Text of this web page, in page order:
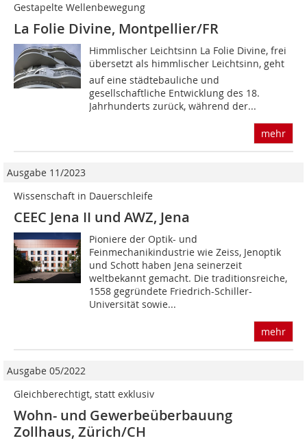
Gestapelte Wellenbewegung
La Folie Divine, Montpellier/FR
Himmlischer Leichtsinn La Folie Divine, frei
übersetzt als himmlischer Leichtsinn, geht
auf eine städtebauliche und
gesellschaftliche Entwicklung des 18.
Jahrhunderts zurück, während der...
mehr
Ausgabe 11/2023
Wissenschaft in Dauerschleife
CEEC Jena II und AWZ, Jena
Pioniere der Optik- und
Feinmechanikindustrie wie Zeiss, Jenoptik
und Schott haben Jena seinerzeit
weltbekannt gemacht. Die traditionsreiche,
1558 gegründete Friedrich-Schiller-
Universität sowie...
mehr
Ausgabe 05/2022
Gleichberechtigt, statt exklusiv
Wohn- und Gewerbeüberbauung
Zollhaus, Zürich/CH